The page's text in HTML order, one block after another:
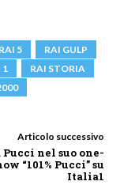
RAI 5
RAI GULP
RAI STORIA
Articolo successivo
Pucci nel suo one-
“101% Pucci” su
Italia1